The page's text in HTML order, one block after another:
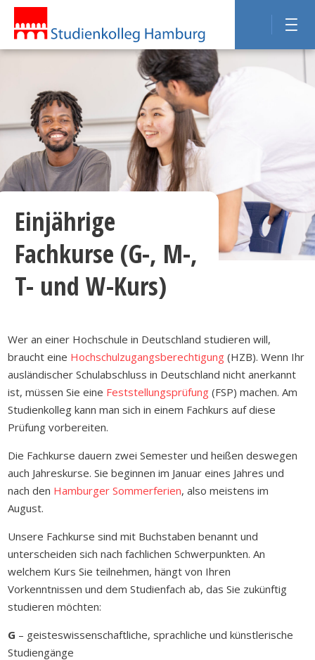
Einjährige
Fachkurse (G-, M-,
T- und W-Kurs)
Wer an einer Hochschule in Deutschland studieren will,
braucht eine Hochschulzugangsberechtigung (HZB). Wenn Ihr
ausländischer Schulabschluss in Deutschland nicht anerkannt
ist, müssen Sie eine Feststellungsprüfung (FSP) machen. Am
Studienkolleg kann man sich in einem Fachkurs auf diese
Prüfung vorbereiten.
Die Fachkurse dauern zwei Semester und heißen deswegen
auch Jahreskurse. Sie beginnen im Januar eines Jahres und
nach den Hamburger Sommerferien, also meistens im
August.
Unsere Fachkurse sind mit Buchstaben benannt und
unterscheiden sich nach fachlichen Schwerpunkten. An
welchem Kurs Sie teilnehmen, hängt von Ihren
Vorkenntnissen und dem Studienfach ab, das Sie zukünftig
studieren möchten:
G – geisteswissenschaftliche, sprachliche und künstlerische
Studiengänge